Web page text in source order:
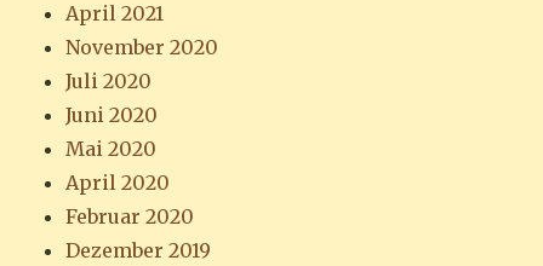
April 2021
November 2020
Juli 2020
Juni 2020
Mai 2020
April 2020
Februar 2020
Dezember 2019